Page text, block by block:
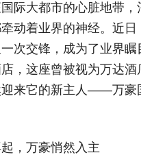
际大都市的心脏地带，
动着业界的神经。近
次交锋，成为了业界
，这座曾被视为万达酒
迎来它的新主人——万豪
，万豪悄然入主